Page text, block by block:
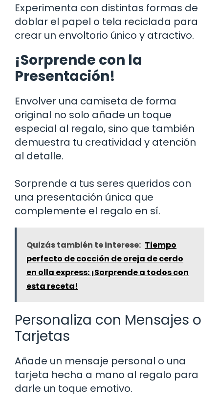
Experimenta con distintas formas de
doblar el papel o tela reciclada para
crear un envoltorio único y atractivo.
¡Sorprende con la
Presentación!
Envolver una camiseta de forma
original no solo añade un toque
especial al regalo, sino que también
demuestra tu creatividad y atención
al detalle.
Sorprende a tus seres queridos con
una presentación única que
complemente el regalo en sí.
Quizás también te interese: Tiempo
perfecto de cocción de oreja de cerdo
en olla express: ¡Sorprende a todos con
esta receta!
Personaliza con Mensajes o
Tarjetas
Añade un mensaje personal o una
tarjeta hecha a mano al regalo para
darle un toque emotivo.